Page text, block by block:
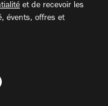
et de recevoir les
évents, offres et